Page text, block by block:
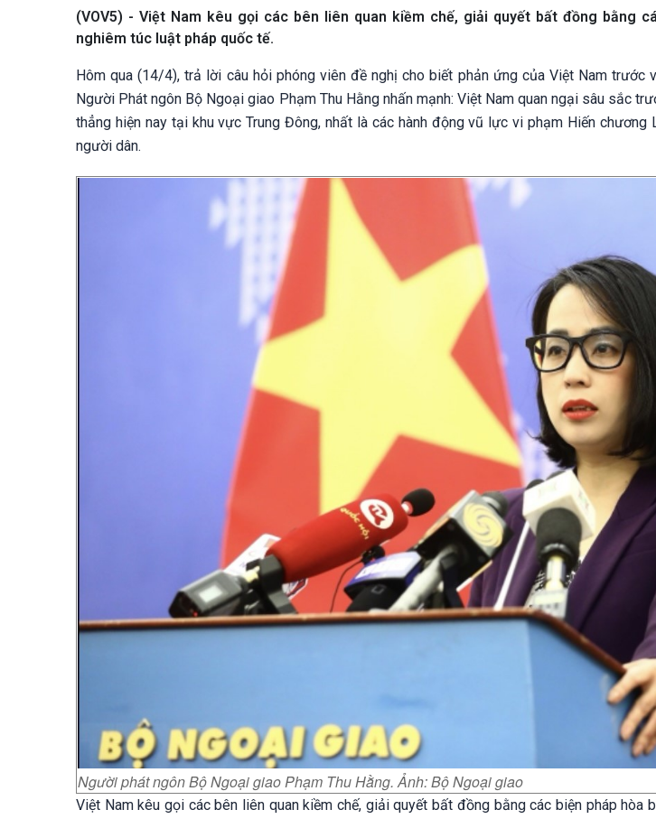
(VOV5) - Việt Nam kêu gọi các bên liên quan kiềm chế, giải quyết bất đồng bằng
nghiêm túc luật pháp quốc tế.
Hôm qua (14/4), trả lời câu hỏi phóng viên đề nghị cho biết phản ứng của Việt Nam trước
Người Phát ngôn Bộ Ngoại giao Phạm Thu Hằng nhấn mạnh: Việt Nam quan ngại sâu sắc
thẳng hiện nay tại khu vực Trung Đông, nhất là các hành động vũ lực vi phạm Hiến
người dân.
Người phát ngôn Bộ Ngoại giao Phạm Thu Hằng. Ảnh: Bộ Ngoại giao
Việt Nam kêu gọi các bên liên quan kiềm chế, giải quyết bất đồng bằng các biện pháp hòa